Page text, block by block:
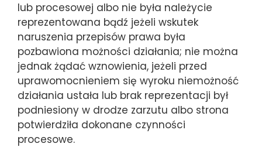
lub procesowej albo nie była należycie
reprezentowana bądź jeżeli wskutek
naruszenia przepisów prawa była
pozbawiona możności działania; nie można
jednak żądać wznowienia, jeżeli przed
uprawomocnieniem się wyroku niemożność
działania ustała lub brak reprezentacji był
podniesiony w drodze zarzutu albo strona
potwierdziła dokonane czynności
procesowe.